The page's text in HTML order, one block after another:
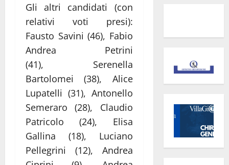
Gli altri candidati (con
relativi voti presi):
Fausto Savini (46), Fabio
Andrea Petrini
(41), Serenella
Bartolomei (38), Alice
Lupatelli (31), Antonello
Semeraro (28), Claudio
Patricolo (24), Elisa
Gallina (18), Luciano
Pellegrini (12), Andrea